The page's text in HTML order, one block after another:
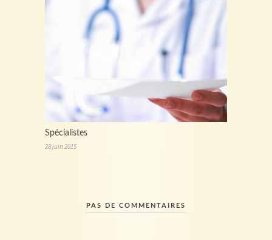
Spécialistes
28 juin 2015
PAS DE COMMENTAIRES